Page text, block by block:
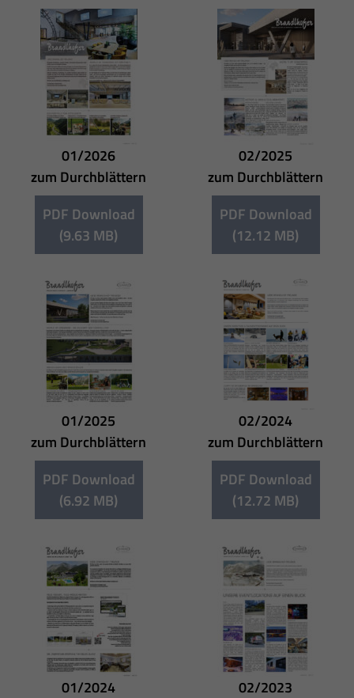
01/2026
zum Durchblättern
PDF Download
(9.63 MB)
02/2025
zum Durchblättern
PDF Download
(12.12 MB)
01/2025
zum Durchblättern
PDF Download
(6.92 MB)
02/2024
zum Durchblättern
PDF Download
(12.72 MB)
01/2024
02/2023